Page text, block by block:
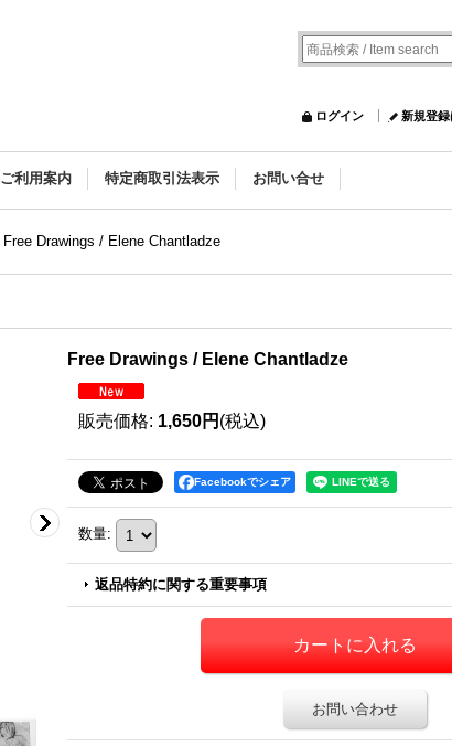
ログイン 新規登録
ご利用案内 特定商取引法表示 お問い合せ
Free Drawings / Elene Chantladze
Free Drawings / Elene Chantladze
販売価格: 1,650円 (税込)
Facebookでシェア
数量:
返品特約に関する重要事項
お問い合わせ